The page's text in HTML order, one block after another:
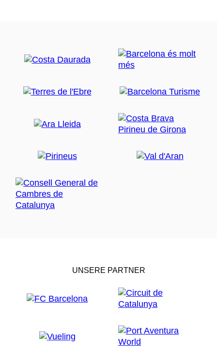
UNSERE PARTNER